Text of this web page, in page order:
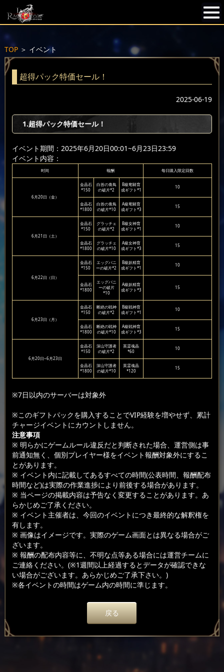
TOP＞ イベント
超得パック特価セール！
2025-06-19
1.超得パック特価セール！
イベント期間：2025年6月20日00:01~6月23日23:59
イベント内容：
时间 報酬 每日購入限定回数
6月20日（金）
金晶石
*150
白首の青鳥
の破片*2
B級竜騎育
成ギフト*1
10
金晶石
*1800
白首の青鳥
の破片*10
A級竜騎育
成ギフト*3
15
6月21日（土）
金晶石
*150
グラッチェ
の破片*2
B級女神育
成ギフト*1
10
金晶石
*1800
グラッチェ
の破片*10
A級女神育
成ギフト*3
15
6月22日（日）
金晶石
*150
エッグバニ
ーの破片*2
B級妖精育
成ギフト*1
10
金晶石
*1800
エッグバニ
ーの破片
*10
A級妖精育
成ギフト*3
15
6月23日（月）
金晶石
*150
断絶の戦神
の破片*2
B級戦神育
成ギフト*1
10
金晶石
*1800
断絶の戦神
の破片*10
A級戦神育
成ギフト*3
15
6月20日~6月23日
金晶石
*150
深山守護者
の破片*2
英霊魂晶
*60
10
金晶石
*1800
深山守護者
の破片*10
英霊魂晶
*120
15
※7日以内のサーバーは対象外
※このギフトパックを購入することでVIP経験を増やせず、累計
チャージイベントにカウントしません。
注意事項
※ 明らかにゲームルール違反だと判断された場合、運営側は事
前通知無く、個別プレイヤー様をイベント報酬対象外にするこ
とがあります。
※ イベント内に記載してあるすべての時間(公表時間、報酬配布
時間など)は実際の作業進捗により前後する場合があります。
※ 当ページの掲載内容は予告なく変更することがあります。あ
らかじめご了承ください。
※ イベント主催者は、今回のイベントにつき最終的な解釈権を
有します。
※ 画像はイメージです。実際のゲーム画面とは異なる場合がご
ざいます。
※ 報酬の配布内容等に、不明な点等ある場合には運営チームに
ご連絡ください。(※1週間以上経過するとデータが確認できな
い場合がございます。あらかじめご了承下さい。)
※各イベントの時間はゲーム内の時間に準じます。
戻る